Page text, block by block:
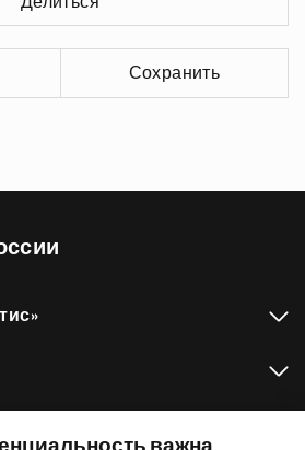
Сохранить
важна